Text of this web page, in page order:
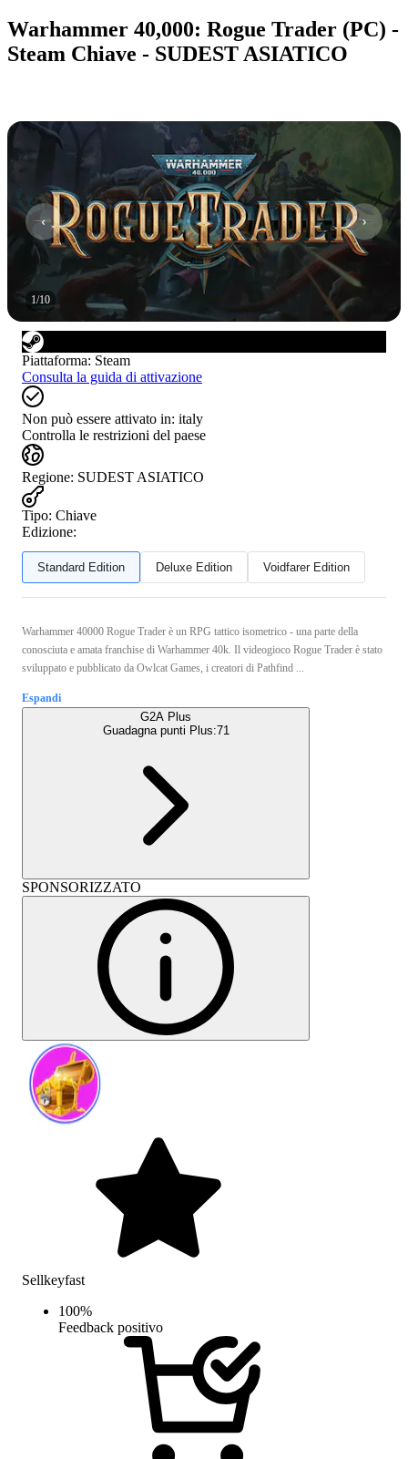
Warhammer 40,000: Rogue Trader (PC) -
Steam Chiave - SUDEST ASIATICO
1/10
Piattaforma: Steam
Consulta la guida di attivazione
Non può essere attivato in: italy
Controlla le restrizioni del paese
Regione: SUDEST ASIATICO
Tipo: Chiave
Edizione:
Standard Edition Deluxe Edition Voidfarer Edition
Warhammer 40000 Rogue Trader è un RPG tattico isometrico - una parte della
conosciuta e amata franchise di Warhammer 40k. Il videogioco Rogue Trader è stato
sviluppato e pubblicato da Owlcat Games, i creatori di Pathfind ...
Espandi
G2A Plus
Guadagna punti Plus:71
SPONSORIZZATO
Sellkeyfast
100%
Feedback positivo